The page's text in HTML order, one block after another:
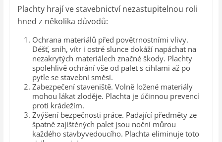
Plachty hrají ve stavebnictví nezastupitelnou roli
hned z několika důvodů:
Ochrana materiálů před povětrnostními vlivy.
Déšť, sníh, vítr i ostré slunce dokáží napáchat na
nezakrytých materiálech značné škody. Plachty
spolehlivě ochrání vše od palet s cihlami až po
pytle se stavební směsí.
Zabezpečení staveniště. Volně ložené materiály
mohou lákat zloděje. Plachta je účinnou prevencí
proti krádežím.
Zvýšení bezpečnosti práce. Padající předměty ze
špatně zajištěných palet jsou noční můrou
každého stavbyvedoucího. Plachta eliminuje toto